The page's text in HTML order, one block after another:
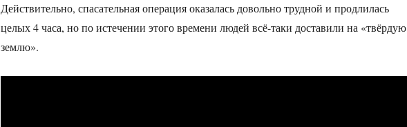
Действительно, спасательная операция оказалась довольно трудной и продлилась
целых 4 часа, но по истечении этого времени людей всё-таки доставили на «твёрдую
землю».